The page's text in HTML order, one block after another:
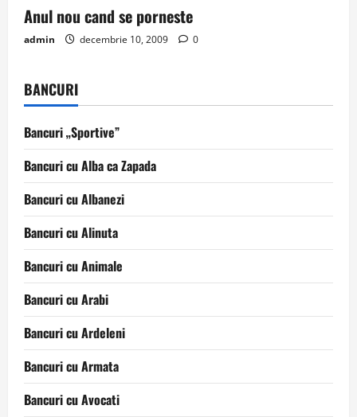
Anul nou cand se porneste
admin decembrie 10, 2009 0
BANCURI
Bancuri „Sportive”
Bancuri cu Alba ca Zapada
Bancuri cu Albanezi
Bancuri cu Alinuta
Bancuri cu Animale
Bancuri cu Arabi
Bancuri cu Ardeleni
Bancuri cu Armata
Bancuri cu Avocati